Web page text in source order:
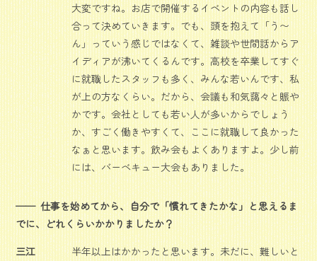
大変ですね。お店で開催するイベントの内容も話し
合って決めていきます。でも、頭を抱えて「う〜
ん」っていう感じではなくて、雑談や世間話からア
イディアが沸いてくるんです。高校を卒業してすぐ
に就職したスタッフも多く、みんな若いんです、私
が上の方なくらい。だから、会議も和気藹々と賑や
かです。会社としても若い人が多いからでしょう
か、すごく働きやすくて、ここに就職して良かった
なぁと思います。飲み会もよくありますよ。少し前
には、バーベキュー大会もありました。
仕事を始めてから、自分で「慣れてきたかな」と思えるま
でに、どれくらいかかりましたか？
三江
半年以上はかかったと思います。未だに、難しいと